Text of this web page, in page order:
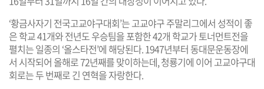
‘황금사자기 전국고교야구대회’는 고교야구 주말리그에서 성적이 좋
은 학교 41개와 전년도 우승팀을 포함한 42개 학교가 토너먼트전을
펼치는 일종의 ‘올스타전’에 해당된다. 1947년부터 동대문운동장에
서 시작되어 올해로 72년째를 맞이하는데, 청룡기에 이어 고교야구대
회로는 두 번째로 긴 연혁을 자랑한다.